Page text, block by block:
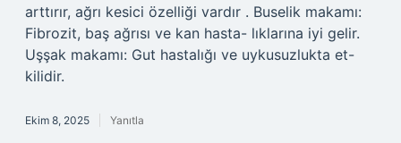
arttırır, ağrı kesici özelliği vardır . Buselik makamı:
Fibrozit, baş ağrısı ve kan hasta- lıklarına iyi gelir.
Uşşak makamı: Gut hastalığı ve uykusuzlukta et-
kilidir.
Ekim 8, 2025 Yanıtla